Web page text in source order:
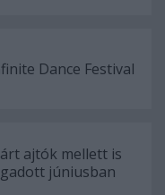
Dance Festival
ajtók mellett is
júniusban